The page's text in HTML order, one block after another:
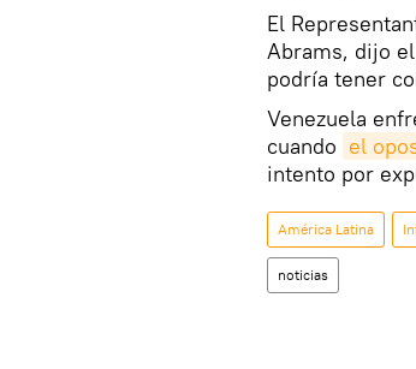
El
Abrams, dijo
podría tener
Venezuela
cuando el
intento por
América Latina
noticias